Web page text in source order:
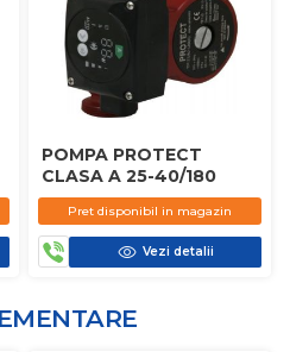
POMPA PROTECT
CLASA A 25-40/180
Pret disponibil in magazin
Vezi detalii